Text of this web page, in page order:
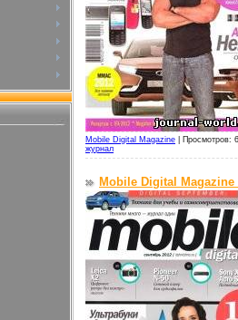
Mobile Digital Magazine
Просмотров:
журнал
Mobile Digital